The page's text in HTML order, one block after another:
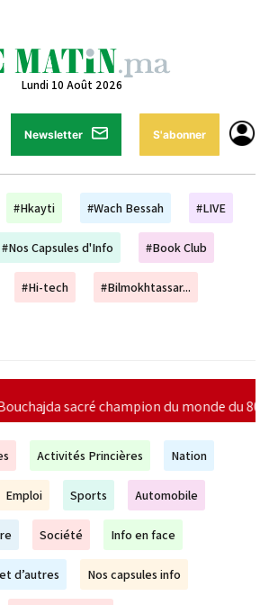
Lundi 10 Août 2026
Newsletter S'abonner
#Hkayti #Wach Bessah #LIVE
#Nos Capsules d'Info #Book Club
#Hi-tech #Bilmokhtassar...
800 m | DGSN : 20 nouveaux
Activités Princières Nation
Emploi Sports Automobile
Société Info en face
d’autres Nos capsules info